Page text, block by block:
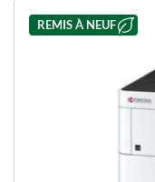
REMIS À NEUF